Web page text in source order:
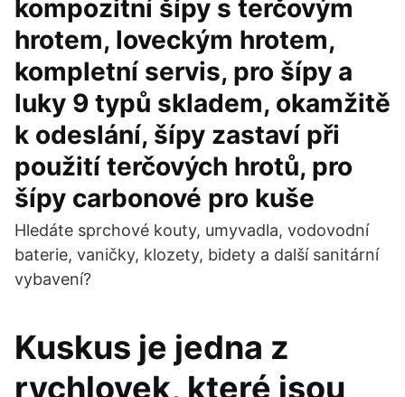
kompozitní šípy s terčovým
hrotem, loveckým hrotem,
kompletní servis, pro šípy a
luky 9 typů skladem, okamžitě
k odeslání, šípy zastaví při
použití terčových hrotů, pro
šípy carbonové pro kuše
Hledáte sprchové kouty, umyvadla, vodovodní
baterie, vaničky, klozety, bidety a další sanitární
vybavení?
Kuskus je jedna z
rychlovek, které jsou